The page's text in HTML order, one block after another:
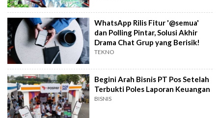
WhatsApp Rilis Fitur '@semua'
dan Polling Pintar, Solusi Akhir
Drama Chat Grup yang Berisik!
TEKNO
Begini Arah Bisnis PT Pos Setelah
Terbukti Poles Laporan Keuangan
BISNIS